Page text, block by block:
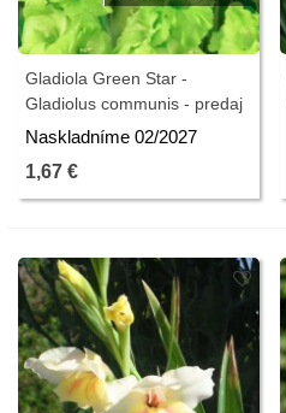
Gladiola Green Star -
Gladiolus communis - predaj
cibuľovín - 3 ks
Naskladníme 02/2027
1,67 €